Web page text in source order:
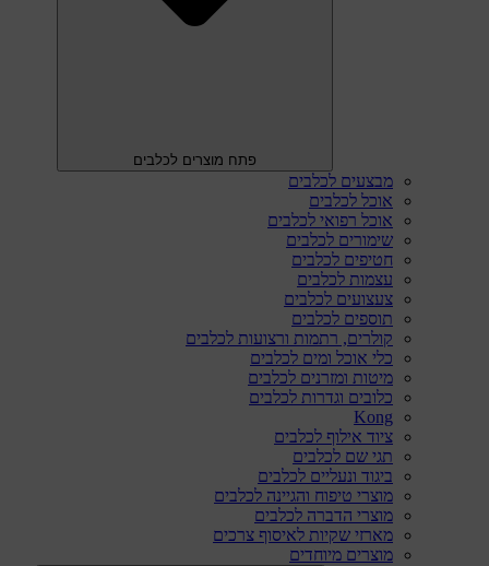
פתח מוצרים לכלבים
מבצעים לכלבים
אוכל לכלבים
אוכל רפואי לכלבים
שימורים לכלבים
חטיפים לכלבים
עצמות לכלבים
צעצועים לכלבים
תוספים לכלבים
קולרים, רתמות ורצועות לכלבים
כלי אוכל ומים לכלבים
מיטות ומזרנים לכלבים
כלובים וגדרות לכלבים
Kong
ציוד אילוף לכלבים
תגי שם לכלבים
ביגוד ונעליים לכלבים
מוצרי טיפוח והגיינה לכלבים
מוצרי הדברה לכלבים
מארזי שקיות לאיסוף צרכים
מוצרים מיוחדים